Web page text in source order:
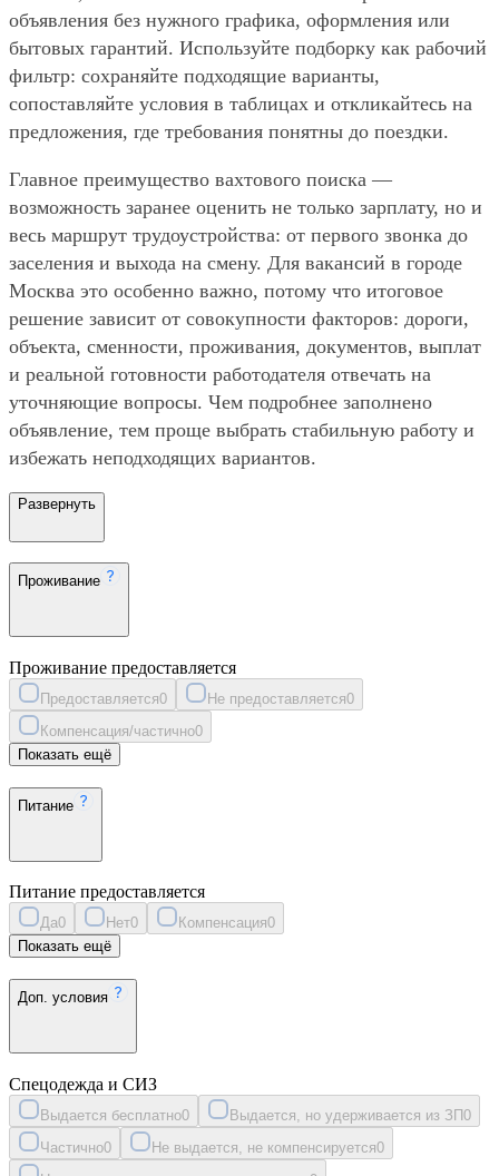
объявления без нужного графика, оформления или
бытовых гарантий. Используйте подборку как рабочий
фильтр: сохраняйте подходящие варианты,
сопоставляйте условия в таблицах и откликайтесь на
предложения, где требования понятны до поездки.
Главное преимущество вахтового поиска —
возможность заранее оценить не только зарплату, но и
весь маршрут трудоустройства: от первого звонка до
заселения и выхода на смену. Для вакансий в городе
Москва это особенно важно, потому что итоговое
решение зависит от совокупности факторов: дороги,
объекта, сменности, проживания, документов, выплат
и реальной готовности работодателя отвечать на
уточняющие вопросы. Чем подробнее заполнено
объявление, тем проще выбрать стабильную работу и
избежать неподходящих вариантов.
Развернуть
Проживание
Проживание предоставляется
Предоставляется0 Не предоставляется0
Компенсация/частично0
Показать ещё
Питание
Питание предоставляется
Да0 Нет0 Компенсация0
Показать ещё
Доп. условия
Спецодежда и СИЗ
Выдается бесплатно0 Выдается, но удерживается из ЗП0
Частично0 Не выдается, не компенсируется0